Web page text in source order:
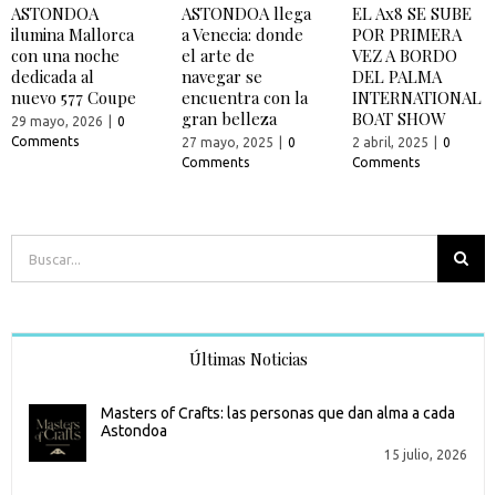
ASTONDOA
ilumina Mallorca
con una noche
dedicada al
nuevo 577 Coupe
29 mayo, 2026
0
Comments
ASTONDOA llega
a Venecia: donde
el arte de
navegar se
encuentra con la
gran belleza
27 mayo, 2025
0
Comments
EL Ax8 SE SUBE
POR PRIMERA
VEZ A BORDO
DEL PALMA
INTERNATIONAL
BOAT SHOW
2 abril, 2025
0
Comments
Últimas Noticias
Masters of Crafts: las personas que dan alma a cada
Astondoa
15 julio, 2026